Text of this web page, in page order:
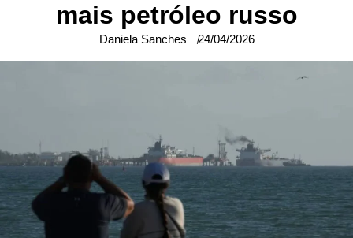
mais petróleo russo
Daniela Sanches 24/04/2026